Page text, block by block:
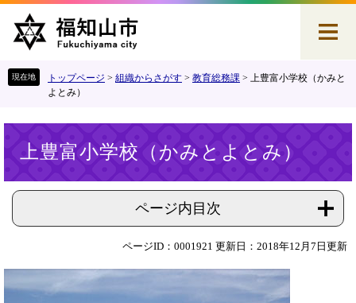
す
し
トップページ > 組織からさがす > 教育総務課 > 上豊富小学校（かみと
よとみ）
上豊富小学校（かみとよとみ）
ページ内目次
ページID：0001921 更新日：2018年12月7日更新